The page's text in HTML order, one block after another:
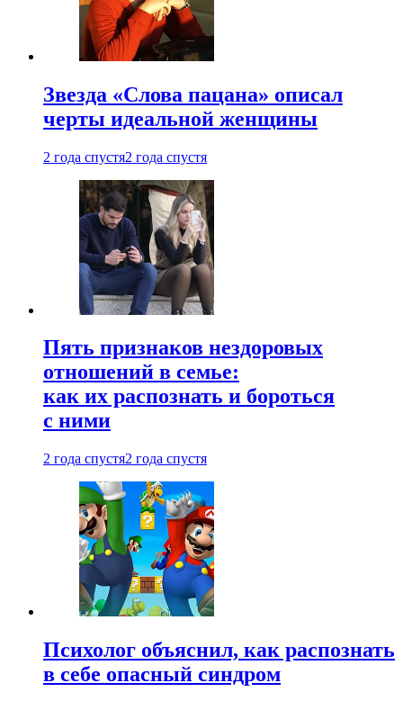
Звезда «Слова пацана» описал
черты идеальной женщины
2 года спустя2 года спустя
Пять признаков нездоровых
отношений в семье:
как их распознать и бороться
с ними
2 года спустя2 года спустя
Психолог объяснил, как распознать
в себе опасный синдром